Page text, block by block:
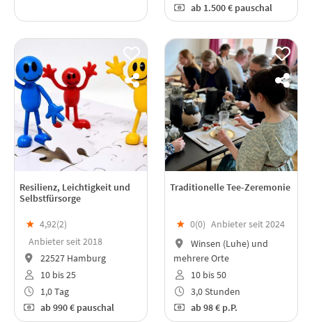
ab1.500 € pauschal
Resilienz, Leichtigkeit und
Selbstfürsorge
★ 4,92(2)
Anbieter seit 2018
22527 Hamburg
10 bis 25
1,0 Tag
ab990 € pauschal
Traditionelle Tee-Zeremonie
★ 0(0) Anbieter seit 2024
Winsen (Luhe) und
mehrere Orte
10 bis 50
3,0 Stunden
ab98 € p.P.